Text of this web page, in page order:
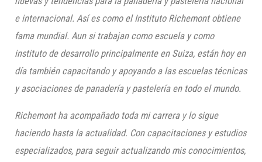
e internacional. Así es como el Instituto Richemontobtiene
fama mundial. Aun si trabajan como escuela y como
instituto de desarrollo principalmente en Suiza, están hoy en
día también capacitando y apoyando a las escuelas técnicas
y asociaciones de panadería y pastelería en todo el mundo.
Richemontha acompañado toda mi carrera y lo sigue
haciendo hasta la actualidad. Con capacitaciones y estudios
especializados, para seguir actualizando mis conocimientos,